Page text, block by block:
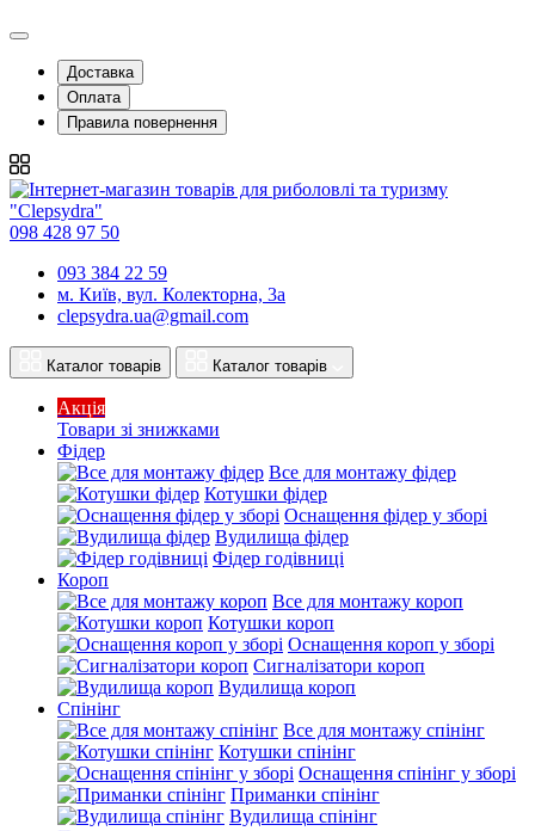
Доставка
Оплата
Правила повернення
098 428 97 50
093 384 22 59
м. Київ, вул. Колекторна, 3а
clepsydra.ua@gmail.com
Каталог товарів Каталог товарів
Акція
Товари зі знижками
Фідер
Все для монтажу фідер
Котушки фідер
Оснащення фідер у зборі
Вудилища фідер
Фідер годівниці
Короп
Все для монтажу короп
Котушки короп
Оснащення короп у зборі
Сигналізатори короп
Вудилища короп
Спінінг
Все для монтажу спінінг
Котушки спінінг
Оснащення спінінг у зборі
Приманки спінінг
Вудилища спінінг